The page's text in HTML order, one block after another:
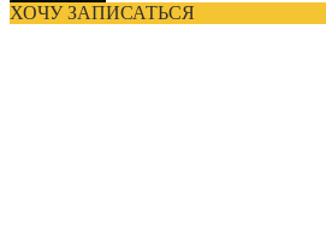
ХОЧУ ЗАПИСАТЬСЯ